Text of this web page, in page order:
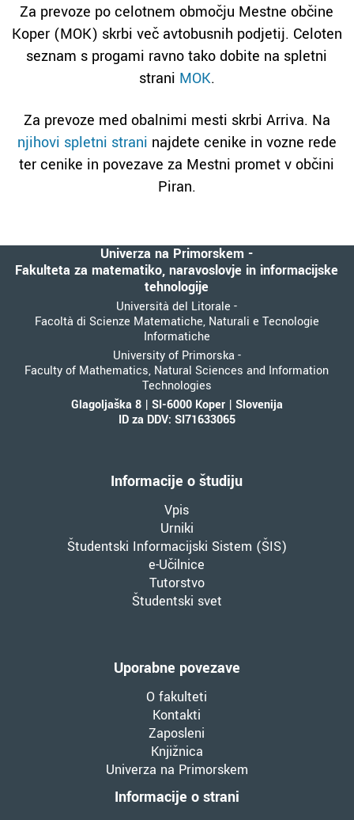
Za prevoze po celotnem območju Mestne občine
Koper (MOK) skrbi več avtobusnih podjetij. Celoten
seznam s progami ravno tako dobite na spletni
strani MOK.
Za prevoze med obalnimi mesti skrbi Arriva. Na
njihovi spletni strani najdete cenike in vozne rede
ter cenike in povezave za Mestni promet v občini
Piran.
Univerza na Primorskem -
Fakulteta za matematiko, naravoslovje in informacijske
tehnologije
Università del Litorale -
Facoltà di Scienze Matematiche, Naturali e Tecnologie
Informatiche
University of Primorska -
Faculty of Mathematics, Natural Sciences and Information
Technologies
Glagoljaška 8 | SI-6000 Koper | Slovenija
ID za DDV: SI71633065
Informacije o študiju
Vpis
Urniki
Študentski Informacijski Sistem (ŠIS)
e-Učilnice
Tutorstvo
Študentski svet
Uporabne povezave
O fakulteti
Kontakti
Zaposleni
Knjižnica
Univerza na Primorskem
Informacije o strani